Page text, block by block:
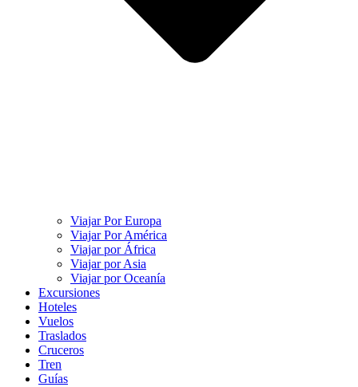
Viajar Por Europa
Viajar Por América
Viajar por África
Viajar por Asia
Viajar por Oceanía
Excursiones
Hoteles
Vuelos
Traslados
Cruceros
Tren
Guías